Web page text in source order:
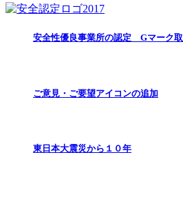
安全性優良事業所の認定 Gマーク
ご意見・ご要望アイコンの追加
東日本大震災から１０年